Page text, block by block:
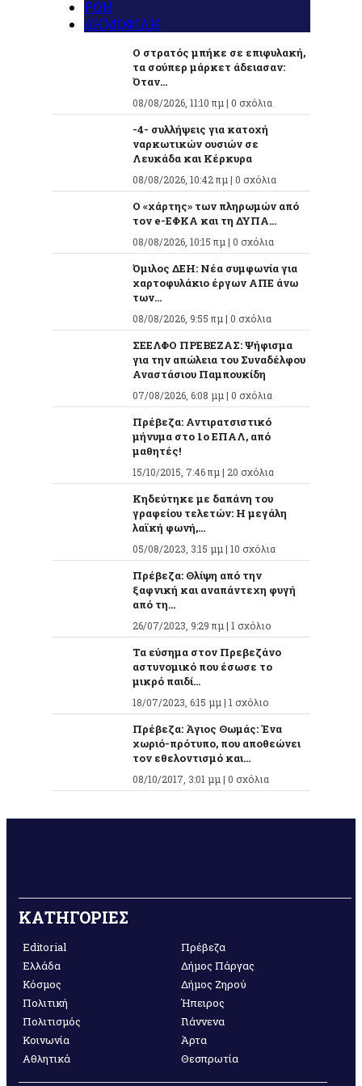
ΡΟΗ
ΔΗΜΟΦΙΛΗ
Ο στρατός μπήκε σε επιφυλακή,
τα σούπερ μάρκετ άδειασαν:
Όταν...
08/08/2026, 11:10 πμ | 0 σχόλια
-4- συλλήψεις για κατοχή
ναρκωτικών ουσιών σε
Λευκάδα και Κέρκυρα
08/08/2026, 10:42 πμ | 0 σχόλια
Ο «χάρτης» των πληρωμών από
τον e-ΕΦΚΑ και τη ΔΥΠΑ...
08/08/2026, 10:15 πμ | 0 σχόλια
Όμιλος ΔΕΗ: Νέα συμφωνία για
χαρτοφυλάκιο έργων ΑΠΕ άνω
των...
08/08/2026, 9:55 πμ | 0 σχόλια
ΣΕΕΛΦΟ ΠΡΕΒΕΖΑΣ: Ψήφισμα
για την απώλεια του Συναδέλφου
Αναστάσιου Παμπουκίδη
07/08/2026, 6:08 μμ | 0 σχόλια
Πρέβεζα: Αντιρατσιστικό
μήνυμα στο 1ο ΕΠΑΛ, από
μαθητές!
15/10/2015, 7:46 πμ | 20 σχόλια
Κηδεύτηκε με δαπάνη του
γραφείου τελετών: Η μεγάλη
λαϊκή φωνή,...
05/08/2023, 3:15 μμ | 10 σχόλια
Πρέβεζα: Θλίψη από την
ξαφνική και αναπάντεχη φυγή
από τη...
26/07/2023, 9:29 πμ | 1 σχόλιο
Τα εύσημα στον Πρεβεζάνο
αστυνομικό που έσωσε το
μικρό παιδί...
18/07/2023, 6:15 μμ | 1 σχόλιο
Πρέβεζα: Άγιος Θωμάς: Ένα
χωριό-πρότυπο, που αποθεώνει
τον εθελοντισμό και...
08/10/2017, 3:01 μμ | 0 σχόλια
ΚΑΤΗΓΟΡΙΕΣ
Editorial
Ελλάδα
Κόσμος
Πολιτική
Πολιτισμός
Κοινωνία
Αθλητικά
Πρέβεζα
Δήμος Πάργας
Δήμος Ζηρού
Ήπειρος
Γιάννενα
Άρτα
Θεσπρωτία